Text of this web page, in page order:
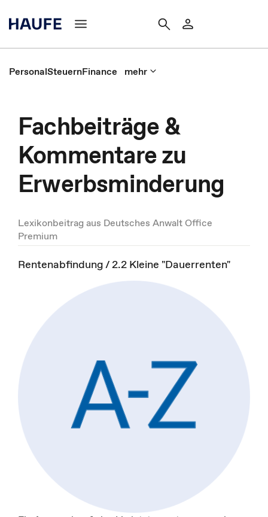
PersonalSteuernFinance mehr
Fachbeiträge &
Kommentare zu
Erwerbsminderung
Lexikonbeitrag aus Deutsches Anwalt Office
Premium
Rentenabfindung / 2.2 Kleine "Dauerrenten"